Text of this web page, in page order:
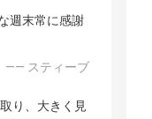
週末常に感謝
—— スティーブ
り、大きく見